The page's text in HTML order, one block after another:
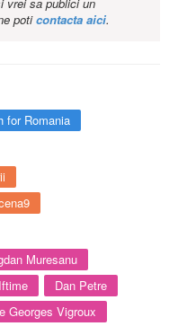
poticontacta aici.
for Romania
Muresanu
Dan Petre
Georges Vigroux